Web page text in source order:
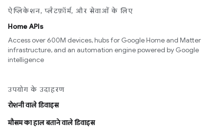
ऐप्लिकेशन, प्लैटफ़ॉर्म, और सेवाओं के लिए
Home APIs
Access over 600M devices, hubs for Google Home and Matter
infrastructure, and an automation engine powered by Google
intelligence
उपयोग के उदाहरण
रोशनी वाले डिवाइस
मौसम का हाल बताने वाले डिवाइस